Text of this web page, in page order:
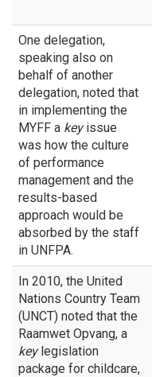
One delegation,
speaking also on
behalf of another
delegation, noted that
in implementing the
MYFF a keyissue
was how the culture
of performance
management and the
results-based
approach would be
absorbed by the staff
in UNFPA.
In 2010, the United
Nations Country Team
(UNCT) noted that the
Raamwet Opvang, a
keylegislation
package for childcare,